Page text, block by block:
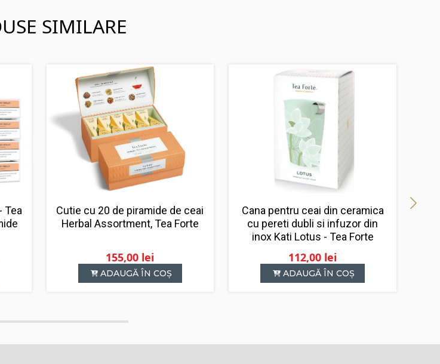
SIMILARE
Tea
Cutie cu 20 de piramide de ceai
Herbal Assortment, Tea Forte
155,00 lei
ADAUGĂ ÎN COȘ
Cana pentru ceai din ceramica
cu pereti dubli si infuzor din
inox Kati Lotus - Tea Forte
112,00 lei
ADAUGĂ ÎN COȘ